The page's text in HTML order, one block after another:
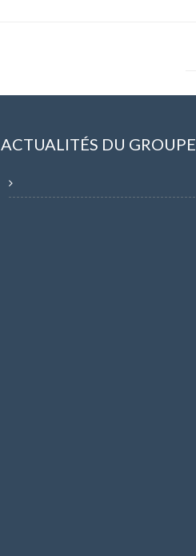
ACTUALITÉS DU GROUPE